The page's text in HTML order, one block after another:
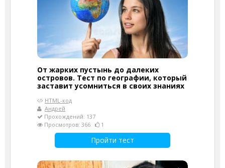
От жарких пустынь до далеких
островов. Тест по географии, который
заставит усомниться в своих знаниях
HTML-код
Андрей
Прохождений: 137
Просмотров: 366
1
Пройти тест